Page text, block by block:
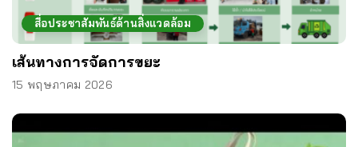
สื่อประชาสัมพันธ์ด้านสิ่งแวดล้อม
เส้นทางการจัดการขยะ
15 พฤษภาคม 2026